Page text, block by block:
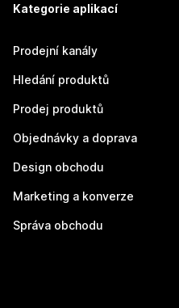
Kategorie aplikací
Prodejní kanály
Hledání produktů
Prodej produktů
Objednávky a doprava
Design obchodu
Marketing a konverze
Správa obchodu